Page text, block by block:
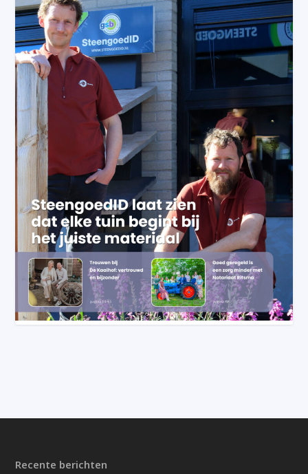
Recente berichten